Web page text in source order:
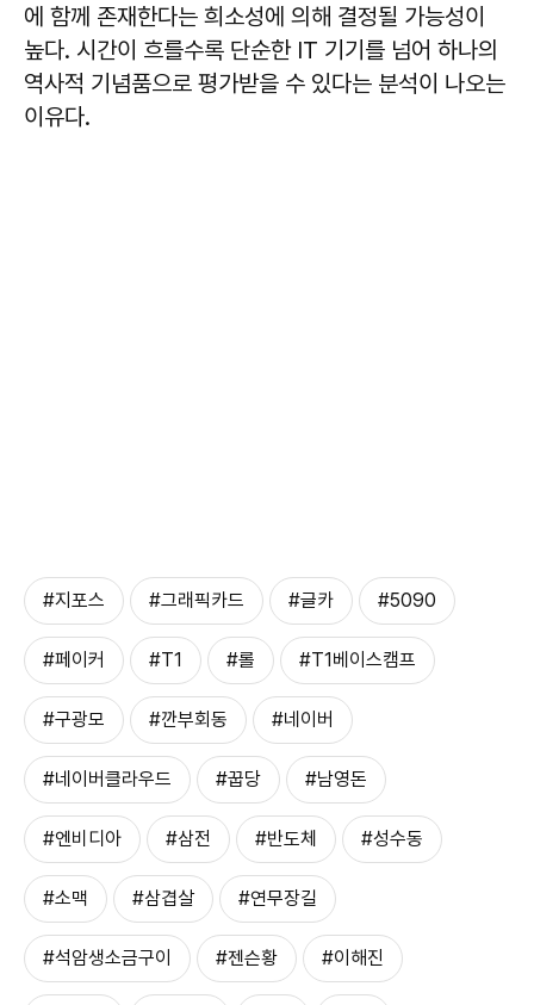
에 함께 존재한다는 희소성에 의해 결정될 가능성이
높다. 시간이 흐를수록 단순한 IT 기기를 넘어 하나의
역사적 기념품으로 평가받을 수 있다는 분석이 나오는
이유다.
#지포스 #그래픽카드 #글카 #5090
#페이커 #T1 #롤 #T1베이스캠프
#구광모 #깐부회동 #네이버
#네이버클라우드 #꿉당 #남영돈
#엔비디아 #삼전 #반도체 #성수동
#소맥 #삼겹살 #연무장길
#석암생소금구이 #젠슨황 #이해진